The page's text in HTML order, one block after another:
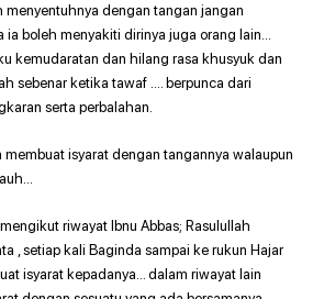
dengan tangan jangan
boleh menyakiti dirinya juga orang lain…
kemudaratan dan hilang rasa khusyuk dan
sebenar ketika tawaf …. berpunca dari
serta perbalahan.
isyarat dengan tangannya walaupun
riwayat Ibnu Abbas; Rasulullah
, setiap kali Baginda sampai ke rukun Hajar
isyarat kepadanya… dalam riwayat lain